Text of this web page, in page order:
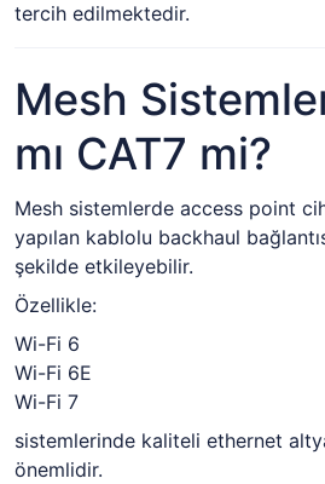
tercih edilmektedir.
Mesh
mı CAT7 mi?
Mesh sistemlerde access point
yapılan kablolu backhaul
şekilde etkileyebilir.
Özellikle:
Wi-Fi 6
Wi-Fi 6E
Wi-Fi 7
sistemlerinde kaliteli ethernet
önemlidir.